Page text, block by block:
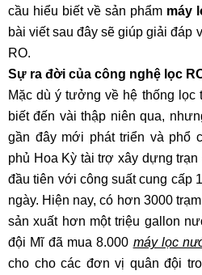
cầu hiểu biết về sản phẩm máy
bài viết sau đây sẽ giúp giải đáp
RO.
Sự ra đời của công nghệ lọc
Mặc dù ý tưởng về hệ thống
biết đến vài thập niên qua,
gần đây mới phát triển và phổ
phủ Hoa Kỳ tài trợ xây dựng
đầu tiên với công suất cung cấp
ngày. Hiện nay, có hơn 3000
sản xuất hơn một triệu gallon
đội Mĩ đã mua 8.000 máy lọc
cho cho các đơn vị quân đội